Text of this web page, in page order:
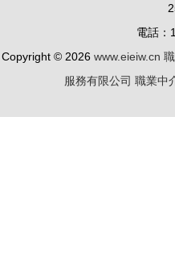
電話：
Copyright © 2026 www.eieiw.cn
服務有限公司 職業中